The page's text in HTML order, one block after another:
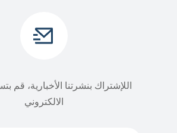
اللإشتراك بنشرتنا الأخبارية، قم
الالكتروني